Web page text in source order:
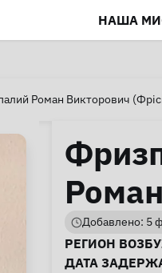
НАША
Роман Викторович
Добавлено: 5
РЕГИОН
ДАТА